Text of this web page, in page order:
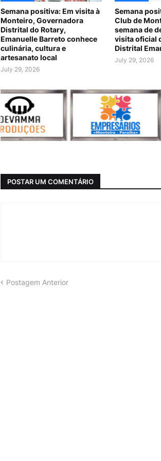
Semana positiva: Em visita à
Monteiro, Governadora
Distrital do Rotary,
Emanuelle Barreto conhece
culinária, cultura e
artesanato local
July 29, 2026
Semana
Club de
semana de
visita oficial
Distrital
July 29, 2026
POSTAR UM COMENTÁRIO
Postagem Anterior